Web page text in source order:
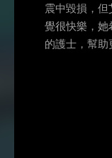
震中毀損，
覺很快樂，
的護士，幫助